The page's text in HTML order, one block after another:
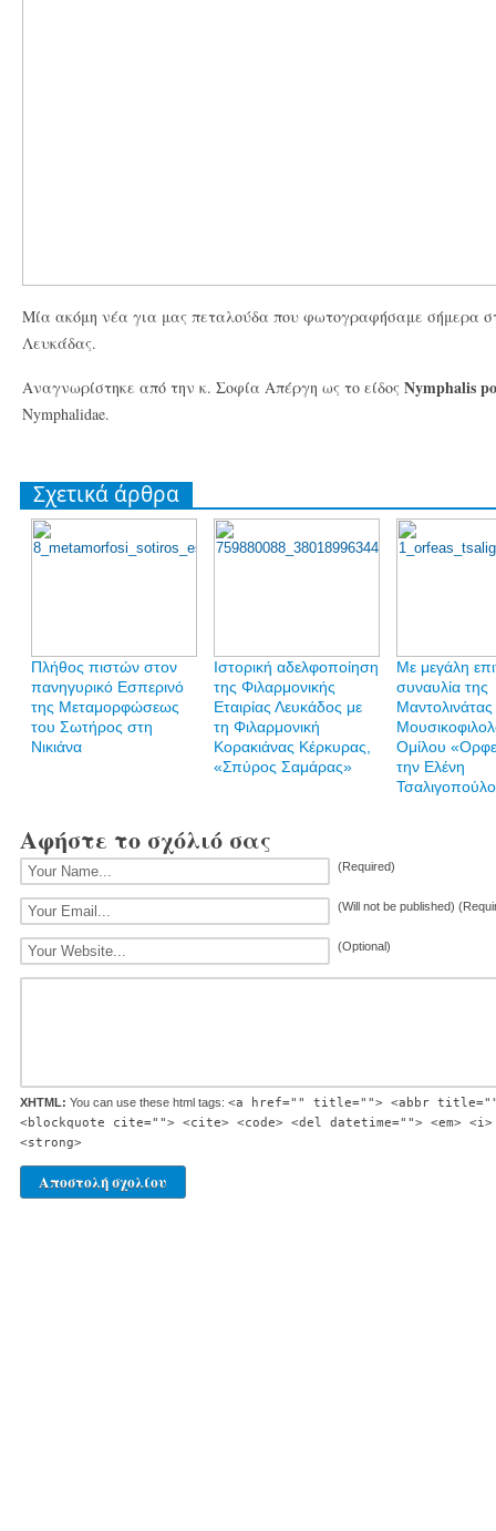
Μία ακόμη νέα για μας πεταλούδα που φωτογραφήσαμε σήμερα
Λευκάδας.
Αναγνωρίστηκε από την κ. Σοφία Απέργη ως το είδος Nymphalis
Nymphalidae.
Σχετικά άρθρα
Πλήθος πιστών στον
πανηγυρικό Εσπερινό
της Μεταμορφώσεως
του Σωτήρος στη
Νικιάνα
Ιστορική αδελφοποίηση
της Φιλαρμονικής
Εταιρίας Λευκάδος με
τη Φιλαρμονική
Κορακιάνας Κέρκυρας,
«Σπύρος Σαμάρας»
Με μεγάλη
συναυλία της
Ομίλου
την Ελένη
Αφήστε το σχόλιό σας
(Required)
(Will not be published)
(Optional)
XHTML: You can use these html tags: <a href="" title=""> <abbr
<blockquote cite=""> <cite> <code> <del datetime=""> <em>
<strong>